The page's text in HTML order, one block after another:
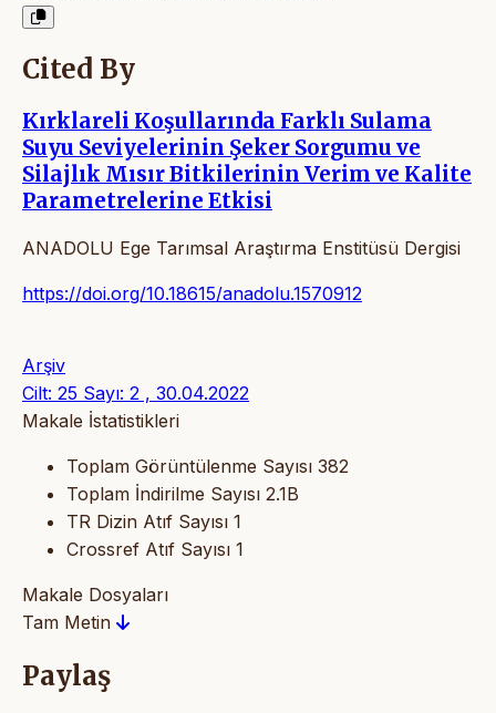
Cited By
Kırklareli Koşullarında Farklı Sulama
Suyu Seviyelerinin Şeker Sorgumu ve
Silajlık Mısır Bitkilerinin Verim ve Kalite
Parametrelerine Etkisi
ANADOLU Ege Tarımsal Araştırma Enstitüsü Dergisi
https://doi.org/10.18615/anadolu.1570912
Arşiv
Cilt: 25 Sayı: 2 , 30.04.2022
Makale İstatistikleri
Toplam Görüntülenme Sayısı 382
Toplam İndirilme Sayısı 2.1B
TR Dizin Atıf Sayısı 1
Crossref Atıf Sayısı 1
Makale Dosyaları
Tam Metin
Paylaş